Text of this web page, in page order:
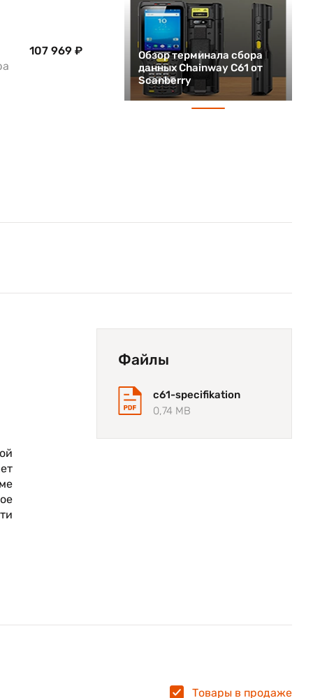
107 969 ₽
Обзор терминала сбора
данных Chainway C61 от
Scanberry
Файлы
c61-specifikation
0,74 MB
Товары в продаже